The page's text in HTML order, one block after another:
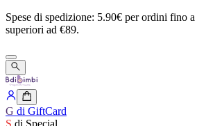
Spese di spedizione: 5.90€ perordini fino a
superiori ad €89.
G di GiftCard
S di Special